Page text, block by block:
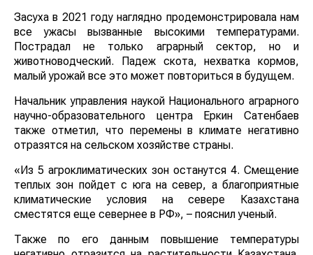
Засуха в 2021 году наглядно продемонстрировала нам
все ужасы вызванные высокими температурами.
Пострадал не только аграрный сектор, но и
животноводческий. Падеж скота, нехватка кормов,
малый урожай все это может повториться в будущем.
Начальник управления наукой Национального аграрного
научно-образовательного центра Еркин Сатенбаев
также отметил, что перемены в климате негативно
отразятся на сельском хозяйстве страны.
«Из 5 агроклиматических зон останутся 4. Смещение
теплых зон пойдет с юга на север, а благоприятные
климатические условия на севере Казахстана
сместятся еще севернее в РФ», – пояснил ученый.
Также по его данным повышение температуры